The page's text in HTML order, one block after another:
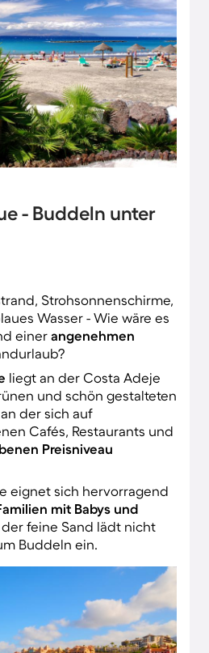
- Buddeln unter
Strohsonnenschirme,
Wasser - Wie wäre es
einer angenehmen
liegt an der Costa Adeje
und schön gestalteten
der sich auf
Cafés, Restaurants und
Preisniveau
eignet sich hervorragend
mit Babys und
feine Sand lädt nicht
Buddeln ein.